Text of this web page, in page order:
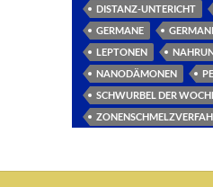
DISTANZ-UNTERICHT
GERMANE
LEPTONEN
NANODÄMONEN
SCHWURBEL DER